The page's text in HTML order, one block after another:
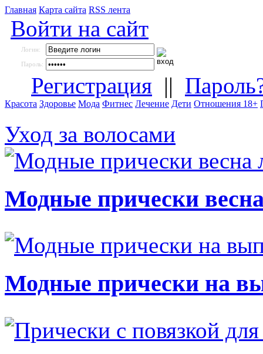
Главная Карта сайта RSS лента
Войти на сайт
Логин:
Пароль:
Регистрация ||
Красота Здоровье Мода Фитнес Лечение Дети Отношения 18+
Уход за волосами
Модные прически
Модные прически на